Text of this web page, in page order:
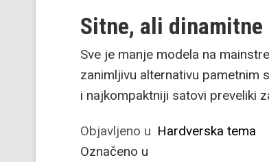
Sitne, ali dinamitne
Sve je manje modela na
zanimljivu alternativu pametnim
i najkompaktniji satovi preveliki
Objavljeno u Hardverska tema
Označeno u